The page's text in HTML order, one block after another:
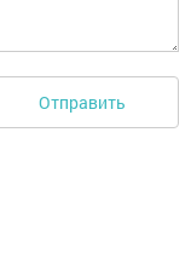
Отправить